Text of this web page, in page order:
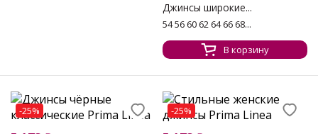
Джинсы широкие...
54 56 60 62 64 66 68...
В корзину
-25% -25%